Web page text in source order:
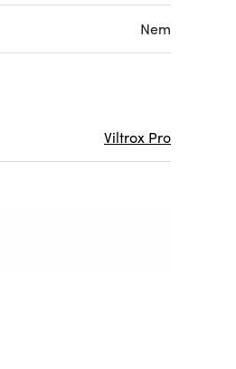
Nem
Viltrox Pro